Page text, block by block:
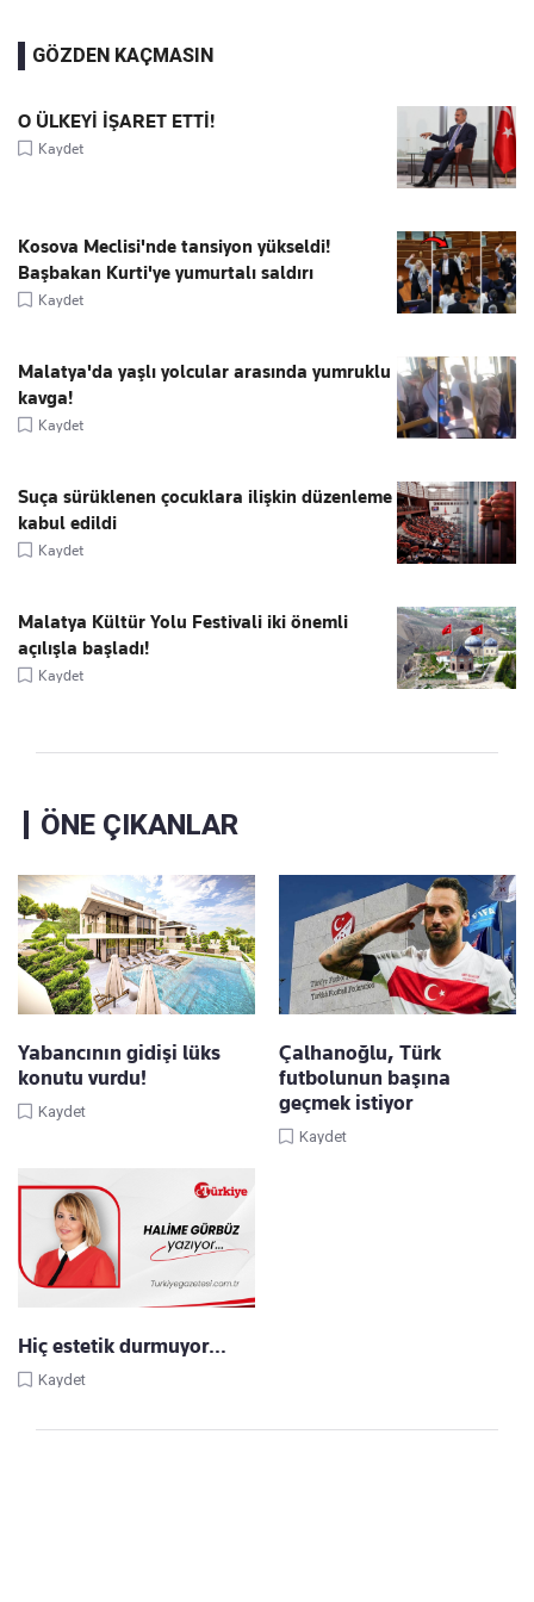
GÖZDEN KAÇMASIN
O ÜLKEYİ İŞARET ETTİ!
Kaydet
Kosova Meclisi'nde tansiyon yükseldi!
Başbakan Kurti'ye yumurtalı saldırı
Kaydet
Malatya'da yaşlı yolcular arasında yumruklu
kavga!
Kaydet
Suça sürüklenen çocuklara ilişkin düzenleme
kabul edildi
Kaydet
Malatya Kültür Yolu Festivali iki önemli
açılışla başladı!
Kaydet
ÖNE ÇIKANLAR
Yabancının gidişi lüks
konutu vurdu!
Kaydet
Çalhanoğlu, Türk
futbolunun başına
geçmek istiyor
Kaydet
Hiç estetik durmuyor…
Kaydet